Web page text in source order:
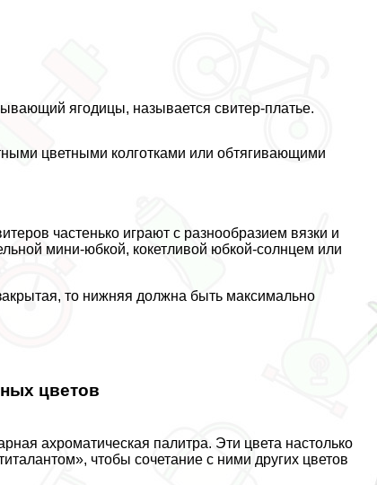
ягoдицы, называется свитер-платье.
цветными колготками или обтягивающими
частенько играют с разнообразием вязки и
мини-юбкой, кокетливой юбкой-солнцем или
то нижняя должна быть максимально
цветов
ахроматическая палитра. Эти цвета настолько
чтобы сочетание с ними других цветов